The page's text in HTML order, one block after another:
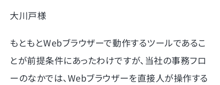
大川戸様
もともとWebブラウザーで動作するツールであるこ
とが前提条件にあったわけですが、当社の事務フロ
ーのなかでは、Webブラウザーを直接人が操作する